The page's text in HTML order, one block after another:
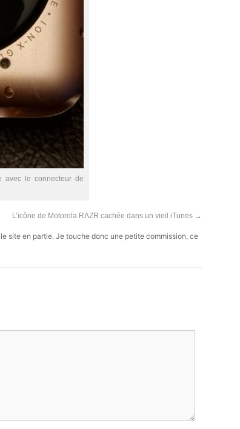
avec le connecteur de
L’icône de Motorola RAZR cachée dans un vieil iTunes →
site en partie. Je touche donc une petite commission, ce